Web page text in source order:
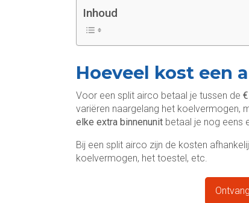
Inhoud
Hoeveel kost een
Voor een split airco betaal je tussen de
variëren naargelang het koelvermogen,
elke extra binnenunit betaal je nog eens
Bij een split airco zijn de kosten
koelvermogen, het toestel, etc.